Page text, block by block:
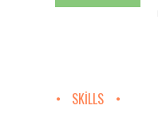
SKILLS